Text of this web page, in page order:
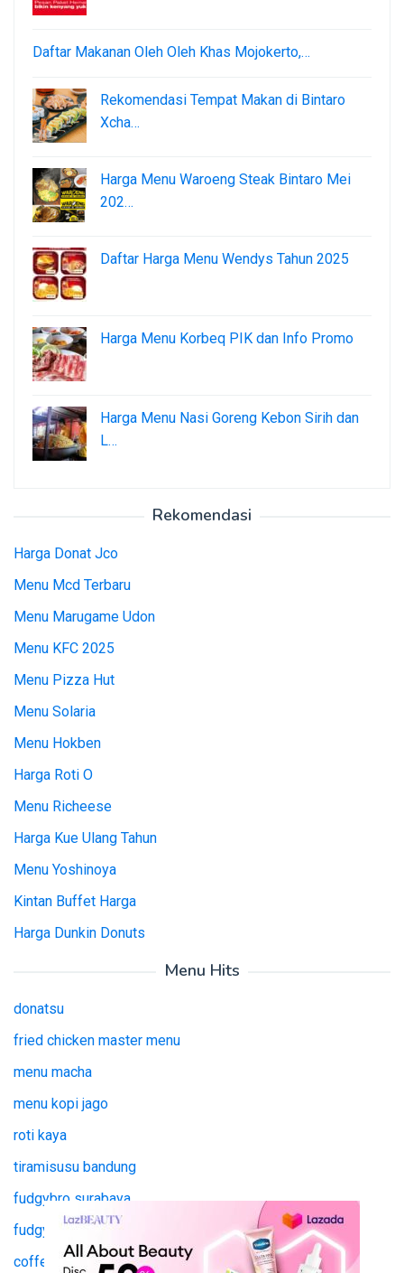
Daftar Makanan Oleh Oleh Khas Mojokerto,…
Rekomendasi Tempat Makan di Bintaro
Xcha…
Harga Menu Waroeng Steak Bintaro Mei
202…
Daftar Harga Menu Wendys Tahun 2025
Harga Menu Korbeq PIK dan Info Promo
Harga Menu Nasi Goreng Kebon Sirih dan
L…
Rekomendasi
Harga Donat Jco
Menu Mcd Terbaru
Menu Marugame Udon
Menu KFC 2025
Menu Pizza Hut
Menu Solaria
Menu Hokben
Harga Roti O
Menu Richeese
Harga Kue Ulang Tahun
Menu Yoshinoya
Kintan Buffet Harga
Harga Dunkin Donuts
Menu Hits
donatsu
fried chicken master menu
menu macha
menu kopi jago
roti kaya
tiramisusu bandung
fudgybro surabaya
fudgy bro surabaya
coffee jago